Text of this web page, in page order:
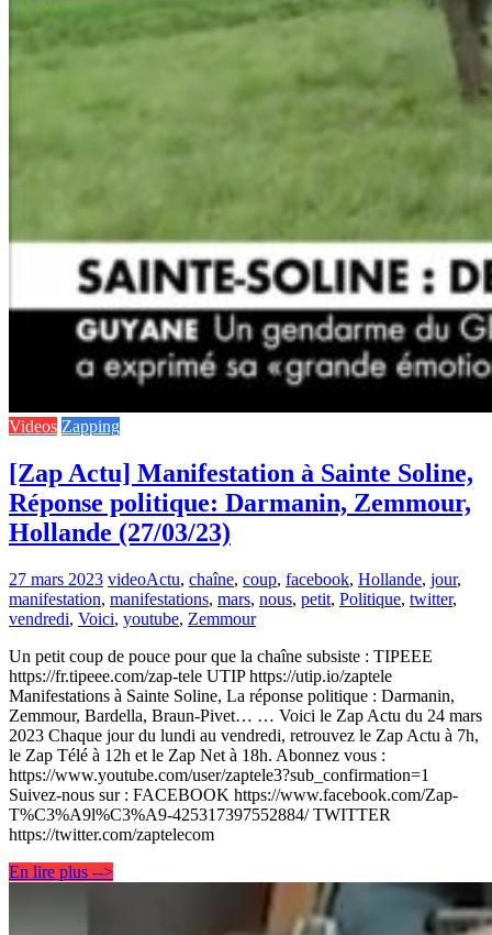
Videos Zapping
[Zap Actu] Manifestation à Sainte Soline,
Réponse politique: Darmanin, Zemmour,
Hollande (27/03/23)
27 mars 2023 videoActu, chaîne, coup, facebook, Hollande, jour,
manifestation, manifestations, mars, nous, petit, Politique, twitter,
vendredi, Voici, youtube, Zemmour
Un petit coup de pouce pour que la chaîne subsiste : TIPEEE
https://fr.tipeee.com/zap-tele UTIP https://utip.io/zaptele
Manifestations à Sainte Soline, La réponse politique : Darmanin,
Zemmour, Bardella, Braun-Pivet… … Voici le Zap Actu du 24 mars
2023 Chaque jour du lundi au vendredi, retrouvez le Zap Actu à 7h,
le Zap Télé à 12h et le Zap Net à 18h. Abonnez vous :
https://www.youtube.com/user/zaptele3?sub_confirmation=1
Suivez-nous sur : FACEBOOK https://www.facebook.com/Zap-
T%C3%A9l%C3%A9-425317397552884/ TWITTER
https://twitter.com/zaptelecom
En lire plus -->